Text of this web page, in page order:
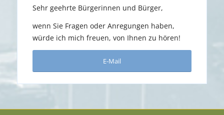
Sehr geehrte Bürgerinnen und Bürger,
wenn Sie Fragen oder Anregungen haben,
würde ich mich freuen, von Ihnen zu hören!
E-Mail